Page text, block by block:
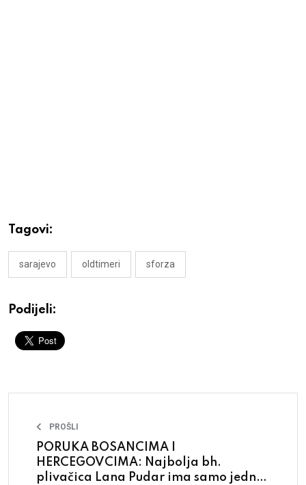
Tagovi:
sarajevo oldtimeri sforza
Podijeli:
PROŠLI
PORUKA BOSANCIMA I
HERCEGOVCIMA: Najbolja bh.
plivačica Lana Pudar ima samo jednu